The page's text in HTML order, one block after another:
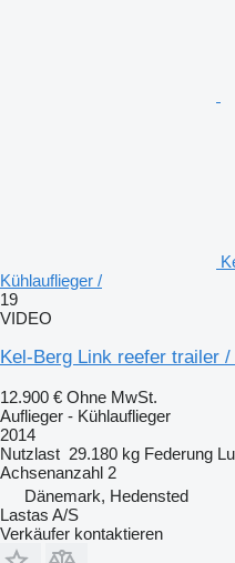
Kühlauflieger /
19
VIDEO
Kel-Berg Link reefer trailer
12.900 € Ohne MwSt.
Auflieger - Kühlauflieger
2014
Nutzlast 29.180 kg Federung
Achsenanzahl 2
Dänemark, Hedensted
Lastas A/S
Verkäufer kontaktieren